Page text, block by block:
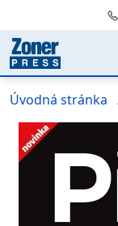
Úvodná stránka